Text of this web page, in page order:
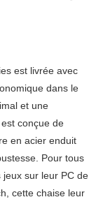
est livrée avec
dans le
et une
conçue de
en acier enduit
Pour tous
sur leur PC de
cette chaise leur